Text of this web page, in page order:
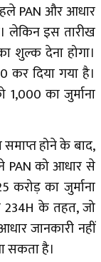
PAN और आधार
लेकिन इस तारीख
शुल्क देना होगा।
कर दिया गया है।
का जुर्माना
होने के बाद,
PAN को आधार से
करोड़ का जुर्माना
234H के तहत, जो
जानकारी नहीं
सकता है।